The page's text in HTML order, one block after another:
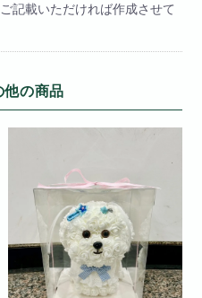
記載いただければ作成させて
の商品